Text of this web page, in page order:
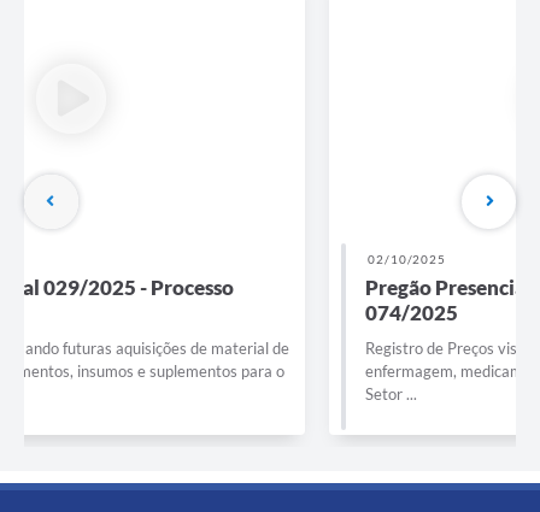
Pregão Presencial 029/2025 - Processo
Registro de Preços visando futuras aquisições de material de
enfermagem, medicamentos, insumos e suplementos para o